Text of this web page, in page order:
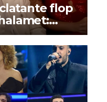
flop